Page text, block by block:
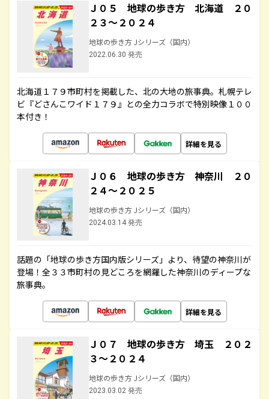
Ｊ０５ 地球の歩き方 北海道 ２０
２３～２０２４
地球の歩き方 Jシリーズ（国内）
2022.06.30 発売
北海道１７９市町村を掲載した、北の大地の旅事典。札幌テレ
ビ『どさんこワイド１７９』との全力コラボで特別映像１００
本付き！
詳細を見る
Ｊ０６ 地球の歩き方 神奈川 ２０
２４～２０２５
地球の歩き方 Jシリーズ（国内）
2024.03.14 発売
話題の「地球の歩き方国内版シリーズ」より、待望の神奈川が
登場！全３３市町村の見どころを網羅した神奈川のディープな
旅事典。
詳細を見る
Ｊ０７ 地球の歩き方 埼玉 ２０２
３～２０２４
地球の歩き方 Jシリーズ（国内）
2023.03.02 発売